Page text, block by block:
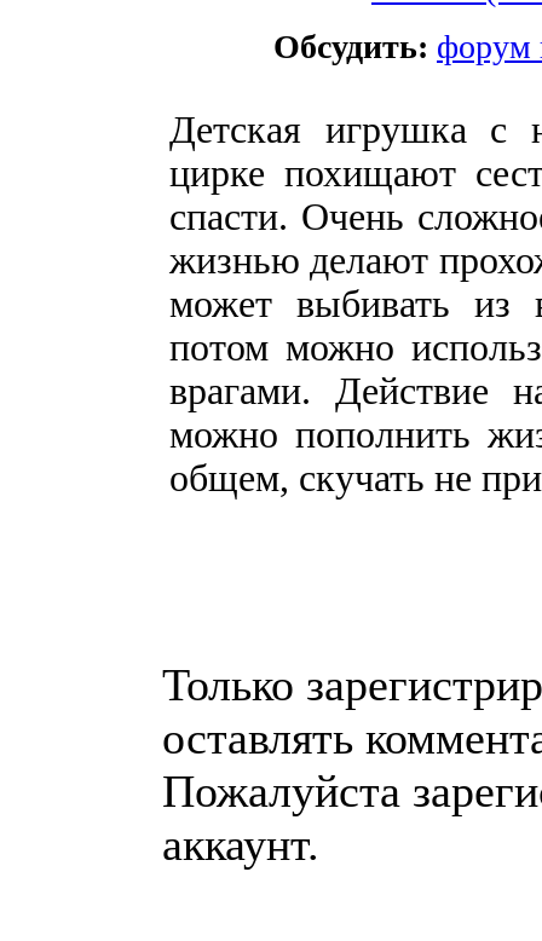
Обсудить: форум
Детская игрушка с
цирке похищают
спасти. Очень
жизнью делают
может выбивать из
потом можно
врагами. Действие
можно пополнить
общем, скучать не
Только
оставлять
Пожалуйста
аккаунт.